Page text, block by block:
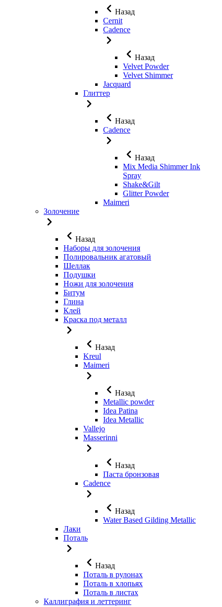
Назад
Cernit
Cadence
Назад
Velvet Powder
Velvet Shimmer
Jaсquard
Глиттер
Назад
Cadence
Назад
Mix Media Shimmer Ink
Spray
Shake&Gilt
Glitter Powder
Maimeri
Золочение
Назад
Наборы для золочения
Полировальник агатовый
Шеллак
Подушки
Ножи для золочения
Битум
Глина
Клей
Краска под металл
Назад
Kreul
Maimeri
Назад
Metallic powder
Idea Patina
Idea Metallic
Vallejo
Masserinni
Назад
Паста бронзовая
Cadence
Назад
Water Based Gilding Metallic
Лаки
Поталь
Назад
Поталь в рулонах
Поталь в хлопьях
Поталь в листах
Каллиграфия и леттеринг